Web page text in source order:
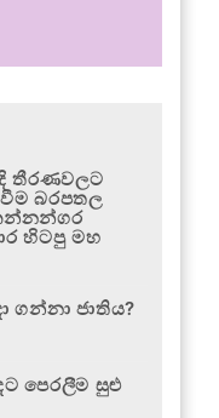
තීරණවලට
බරපතල
හිටපු මහ
ගන්නා ජාතිය?
පෙරලීම සුළු